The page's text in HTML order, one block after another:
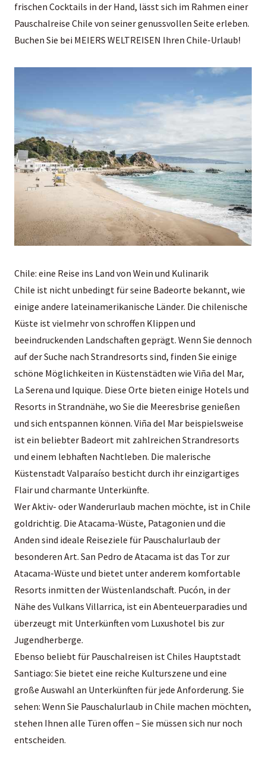
frischen Cocktails in der Hand, lässt sich im Rahmen einer
Pauschalreise Chile von seiner genussvollen Seite erleben.
Buchen Sie bei MEIERS WELTREISEN Ihren Chile-Urlaub!
Chile: eine Reise ins Land von Wein und Kulinarik
Chile ist nicht unbedingt für seine Badeorte bekannt, wie
einige andere lateinamerikanische Länder. Die chilenische
Küste ist vielmehr von schroffen Klippen und
beeindruckenden Landschaften geprägt. Wenn Sie dennoch
auf der Suche nach Strandresorts sind, finden Sie einige
schöne Möglichkeiten in Küstenstädten wie Viña del Mar,
La Serena und Iquique. Diese Orte bieten einige Hotels und
Resorts in Strandnähe, wo Sie die Meeresbrise genießen
und sich entspannen können. Viña del Mar beispielsweise
ist ein beliebter Badeort mit zahlreichen Strandresorts
und einem lebhaften Nachtleben. Die malerische
Küstenstadt Valparaíso besticht durch ihr einzigartiges
Flair und charmante Unterkünfte.
Wer Aktiv- oder Wanderurlaub machen möchte, ist in Chile
goldrichtig. Die Atacama-Wüste, Patagonien und die
Anden sind ideale Reiseziele für Pauschalurlaub der
besonderen Art. San Pedro de Atacama ist das Tor zur
Atacama-Wüste und bietet unter anderem komfortable
Resorts inmitten der Wüstenlandschaft. Pucón, in der
Nähe des Vulkans Villarrica, ist ein Abenteuerparadies und
überzeugt mit Unterkünften vom Luxushotel bis zur
Jugendherberge.
Ebenso beliebt für Pauschalreisen ist Chiles Hauptstadt
Santiago: Sie bietet eine reiche Kulturszene und eine
große Auswahl an Unterkünften für jede Anforderung. Sie
sehen: Wenn Sie Pauschalurlaub in Chile machen möchten,
stehen Ihnen alle Türen offen – Sie müssen sich nur noch
entscheiden.